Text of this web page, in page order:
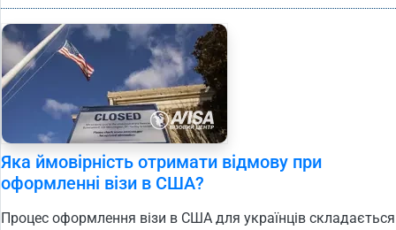
Яка ймовірність отримати відмову при
оформленні візи в США?
Процес оформлення візи в США для українців складається